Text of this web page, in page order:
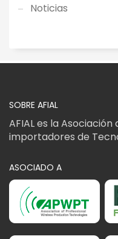
Noticias
SOBRE AFIAL
AFIAL es la
importadores de
ASOCIADO A